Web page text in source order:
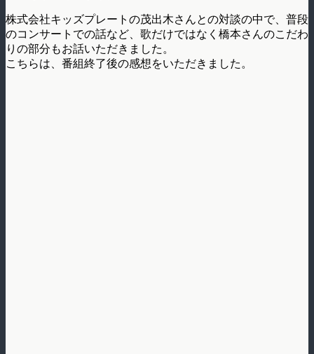
株式会社キッズプレートの茂出木さんとの対談の中で、普段
のコンサートでの話など、歌だけではなく橋本さんのこだわ
りの部分もお話いただきました。
こちらは、番組終了後の感想をいただきました。